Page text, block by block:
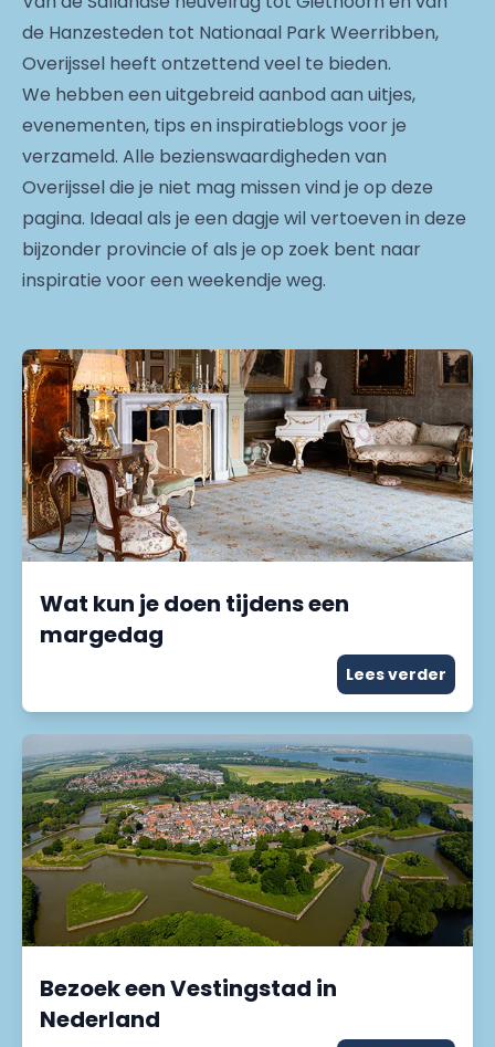
de Hanzesteden tot Nationaal Park Weerribben,
Overijssel heeft ontzettend veel te bieden.
We hebben een uitgebreid aanbod aan uitjes,
evenementen, tips en inspiratieblogs voor je
verzameld. Alle bezienswaardigheden van
Overijssel die je niet mag missen vind je op deze
pagina. Ideaal als je een dagje wil vertoeven in deze
bijzonder provincie of als je op zoek bent naar
inspiratie voor een weekendje weg.
Wat kun je doen tijdens een
margedag
Lees verder
Bezoek een Vestingstad in
Nederland